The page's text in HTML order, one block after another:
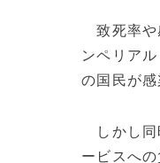
致死率や
ンペリア
の国民が感
しかし同
ービスへ